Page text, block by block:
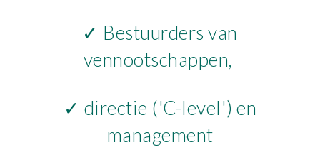
✓ Bestuurders van
vennootschappen,
✓ directie ('C-level') en
management